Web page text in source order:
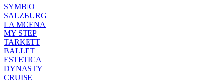
SYMBIO
SALZBURG
LA MOENA
MY STEP
TARKETT
BALLET
ESTETICA
DYNASTY
CRUISE